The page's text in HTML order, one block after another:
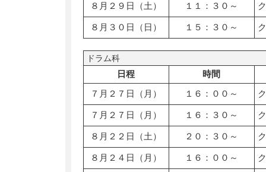
８月２９日（土） １１：３０～
８月３０日（日） １５：３０～
ドラム科
日程
時間
７月２７日（月）
１６：００～
７月２７日（月） １６：３０～
８月２２日（土） ２０：３０～
８月２４日（月） １６：００～